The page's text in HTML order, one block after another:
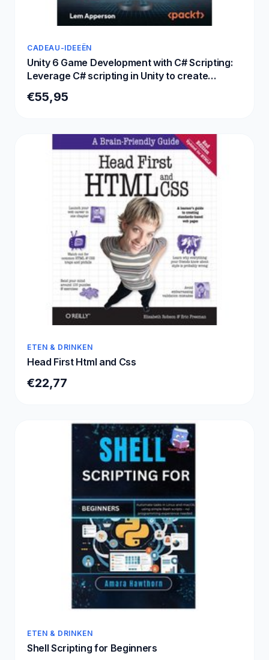
CADEAU-IDEEËN
Unity 6 Game Development with C# Scripting:
Leverage C# scripting in Unity to create
€55,95
ETEN & DRINKEN
Head First Html and Css
€22,77
ETEN & DRINKEN
Shell Scripting for Beginners